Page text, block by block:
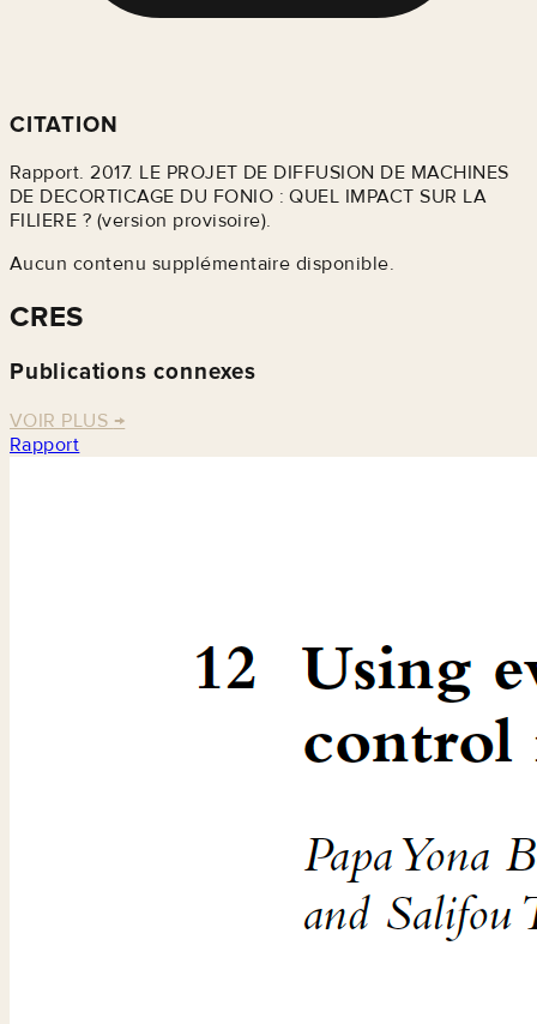
CITATION
Rapport. 2017. LE PROJET DE DIFFUSION DE MACHINES
DE DECORTICAGE DU FONIO : QUEL IMPACT SUR LA
FILIERE ? (version provisoire).
Aucun contenu supplémentaire disponible.
CRES
Publications connexes
VOIR PLUS →
Rapport